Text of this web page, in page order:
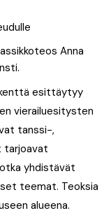
Anna
esittäytyy
vierailuesitysten
tanssi-,
tarjoavat
yhdistävät
teemat. Teoksia
alueena.